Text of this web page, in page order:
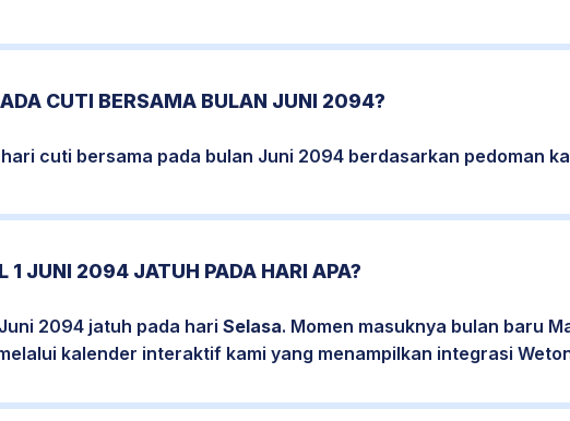
CUTI BERSAMA BULAN JUNI 2094?
cuti bersama pada bulan Juni 2094 berdasarkan pedoman
1 JUNI 2094 JATUH PADA HARI APA?
2094 jatuh pada hari Selasa. Momen masuknya bulan baru
kalender interaktif kami yang menampilkan integrasi